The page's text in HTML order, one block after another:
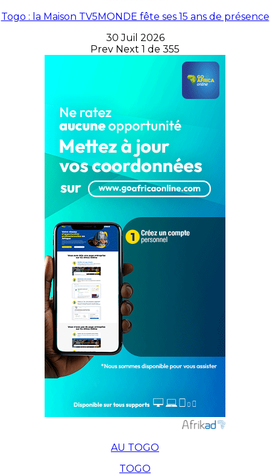
Togo : la Maison TV5MONDE fête ses 15 ans de présence
30 Juil 2026
Prev Next 1 de 355
AU TOGO
TOGO